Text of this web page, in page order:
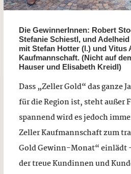
Die GewinnerInnen: Robert
Stefanie Schiestl, und
mit Stefan Hotter (l.) und Vitus
Kaufmannschaft. (Nicht auf
Hauser und Elisabeth Kreidl)
Dass „Zeller Gold“ das ganze
für die Region ist, steht außer
spannend wird es jedoch
Zeller Kaufmannschaft zum
Gold Gewinn-Monat“ einlädt
der treue Kundinnen und